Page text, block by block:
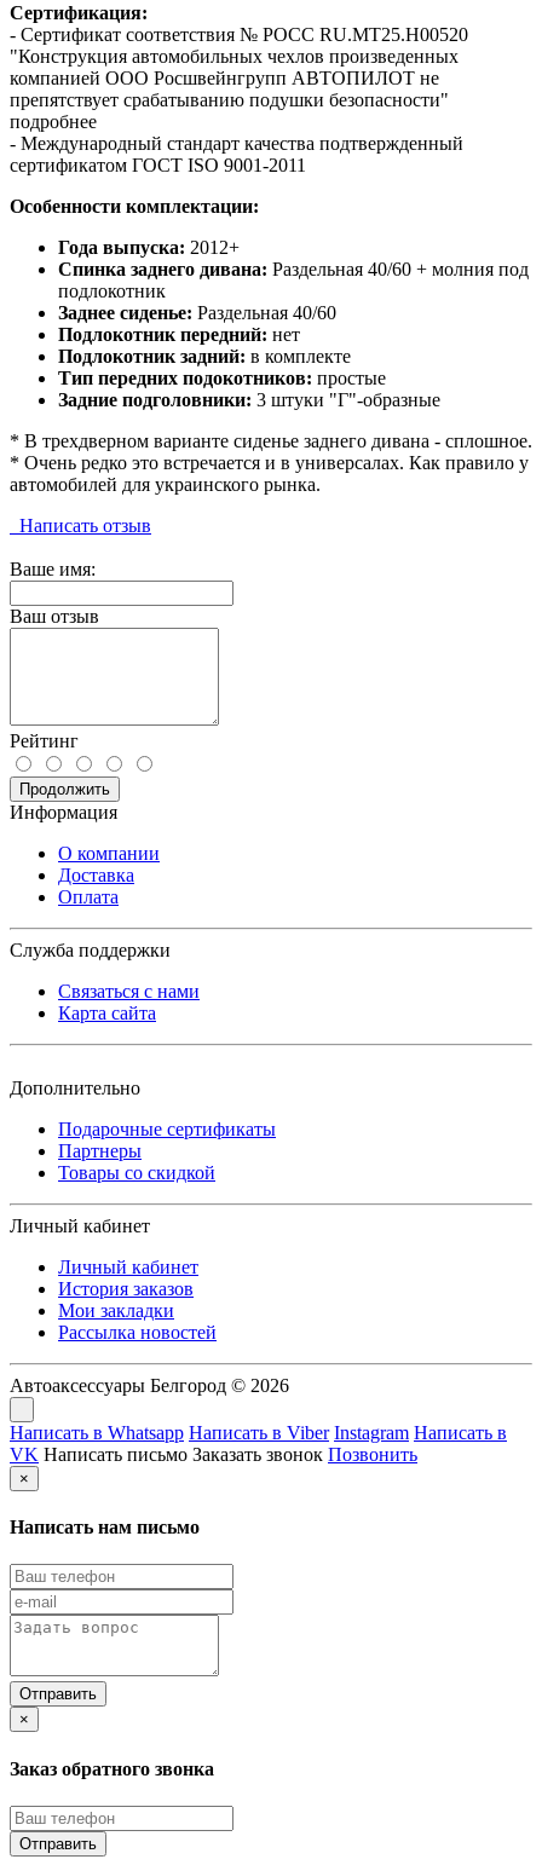
Сертификация:
- Сертификат соответствия № РОСС RU.МТ25.Н00520
"Конструкция автомобильных чехлов произведенных
компанией ООО Росшвейнгрупп АВТОПИЛОТ не
препятствует срабатыванию подушки безопасности"
подробнее
- Международный стандарт качества подтвержденный
сертификатом ГОСТ ISO 9001-2011
Особенности комплектации:
Года выпуска: 2012+
Спинка заднего дивана: Раздельная 40/60 + молния под
подлокотник
Заднее сиденье: Раздельная 40/60
Подлокотник передний: нет
Подлокотник задний: в комплекте
Тип передних подокотников: простые
Задние подголовники: 3 штуки "Г"-образные
* В трехдверном варианте сиденье заднего дивана - сплошное.
* Очень редко это встречается и в универсалах. Как правило у
автомобилей для украинского рынка.
Написать отзыв
Ваше имя:
Ваш отзыв
Рейтинг
Продолжить
Информация
О компании
Доставка
Оплата
Служба поддержки
Связаться с нами
Карта сайта
Дополнительно
Подарочные сертификаты
Партнеры
Товары со скидкой
Личный кабинет
Личный кабинет
История заказов
Мои закладки
Рассылка новостей
Автоаксессуары Белгород © 2026
Написать в Whatsapp Написать в Viber Instagram Написать в
VK Написать письмо Заказать звонок Позвонить
×
Написать нам письмо
×
Заказ обратного звонка